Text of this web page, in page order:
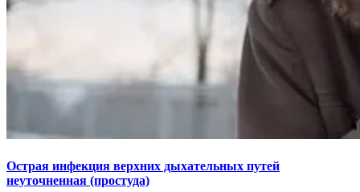
Острая инфекция верхних дыхательных путей
неуточненная (простуда)